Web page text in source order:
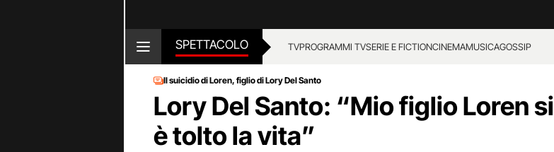
SPETTACOLO TVPROGRAMMI TVSERIE E FICTIONCINEMAMUSICAGOSSIP
Il suicidio di Loren, figlio di Lory Del Santo
Lory Del Santo: “Mio figlio Loren si
è tolto la vita”